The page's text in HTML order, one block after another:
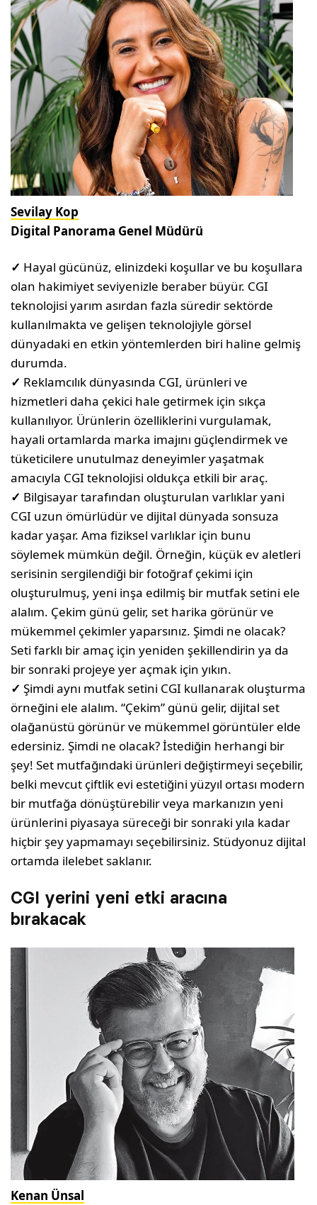
Sevilay Kop
Digital Panorama Genel Müdürü
✓ Hayal gücünüz, elinizdeki koşullar ve bu koşullara
olan hakimiyet seviyenizle beraber büyür. CGI
teknolojisi yarım asırdan fazla süredir sektörde
kullanılmakta ve gelişen teknolojiyle görsel
dünyadaki en etkin yöntemlerden biri haline gelmiş
durumda.
✓ Reklamcılık dünyasında CGI, ürünleri ve
hizmetleri daha çekici hale getirmek için sıkça
kullanılıyor. Ürünlerin özelliklerini vurgulamak,
hayali ortamlarda marka imajını güçlendirmek ve
tüketicilere unutulmaz deneyimler yaşatmak
amacıyla CGI teknolojisi oldukça etkili bir araç.
✓ Bilgisayar tarafından oluşturulan varlıklar yani
CGI uzun ömürlüdür ve dijital dünyada sonsuza
kadar yaşar. Ama fiziksel varlıklar için bunu
söylemek mümkün değil. Örneğin, küçük ev aletleri
serisinin sergilendiği bir fotoğraf çekimi için
oluşturulmuş, yeni inşa edilmiş bir mutfak setini ele
alalım. Çekim günü gelir, set harika görünür ve
mükemmel çekimler yaparsınız. Şimdi ne olacak?
Seti farklı bir amaç için yeniden şekillendirin ya da
bir sonraki projeye yer açmak için yıkın.
✓Şimdi aynı mutfak setini CGI kullanarak oluşturma
örneğini ele alalım. “Çekim” günü gelir, dijital set
olağanüstü görünür ve mükemmel görüntüler elde
edersiniz. Şimdi ne olacak? İstediğin herhangi bir
şey! Set mutfağındaki ürünleri değiştirmeyi seçebilir,
belki mevcut çiftlik evi estetiğini yüzyıl ortası modern
bir mutfağa dönüştürebilir veya markanızın yeni
ürünlerini piyasaya süreceği bir sonraki yıla kadar
hiçbir şey yapmamayı seçebilirsiniz. Stüdyonuz dijital
ortamda ilelebet saklanır.
CGI yerini yeni etki aracına
bırakacak
Kenan Ünsal